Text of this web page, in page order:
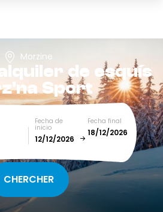
Morzine
de esquís
Sport
Fecha de
inicio
Fecha final